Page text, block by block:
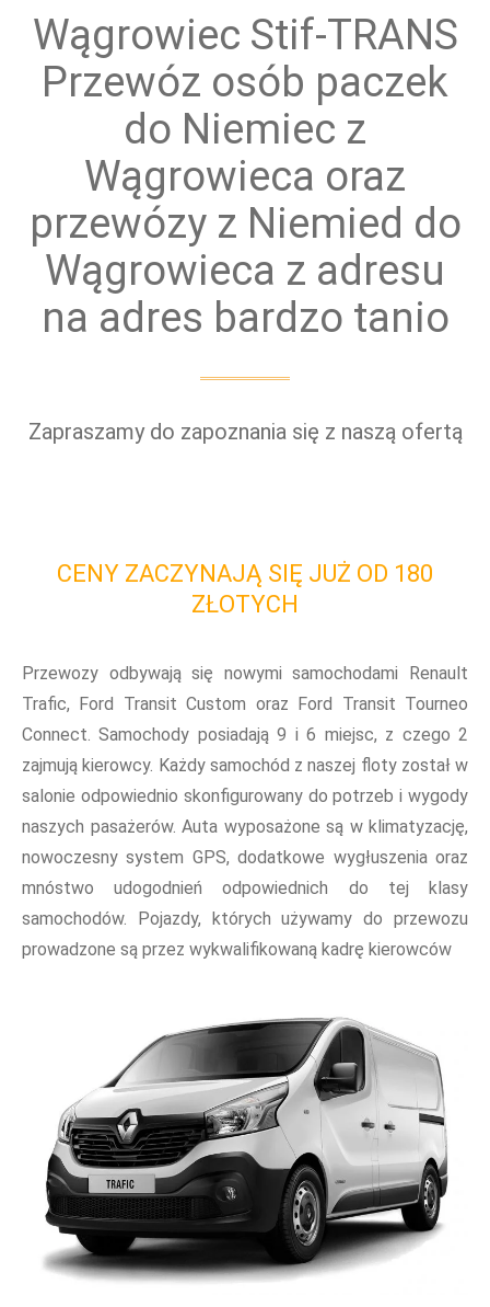
Przewóz grup zorganizowanych
Wągrowiec Stif-TRANS
Przewóz osób paczek
do Niemiec z
Wągrowieca oraz
przewózy z Niemied do
Wągrowieca z adresu
na adres bardzo tanio
Zapraszamy do zapoznania się z naszą ofertą
CENY ZACZYNAJĄ SIĘ JUŻ OD 180
ZŁOTYCH
Przewozy odbywają się nowymi samochodami Renault
Trafic, Ford Transit Custom oraz Ford Transit Tourneo
Connect. Samochody posiadają 9 i 6 miejsc, z czego 2
zajmują kierowcy. Każdy samochód z naszej floty został w
salonie odpowiednio skonfigurowany do potrzeb i wygody
naszych pasażerów. Auta wyposażone są w klimatyzację,
nowoczesny system GPS, dodatkowe wygłuszenia oraz
mnóstwo udogodnień odpowiednich do tej klasy
samochodów. Pojazdy, których używamy do przewozu
prowadzone są przez wykwalifikowaną kadrę kierowców